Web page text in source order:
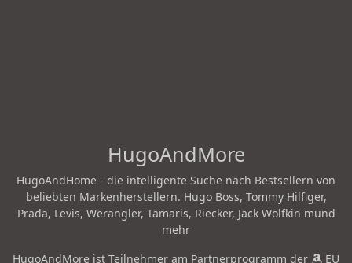
HugoAndMore
HugoAndHome - die intelligente Suche nach Bestsellern von
beliebten Markenherstellern. Hugo Boss, Tommy Hilfiger,
Prada, Levis, Werangler, Tamaris, Riecker, Jack Wolfkin mund
mehr
HugoAndMore ist Teilnehmer am Partnerprogramm der
EU